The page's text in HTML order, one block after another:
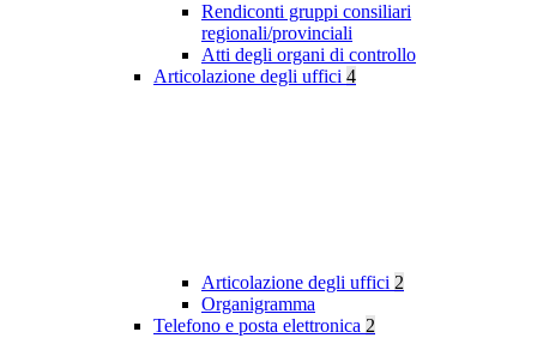
Rendiconti gruppi consiliari
regionali/provinciali
Atti degli organi di controllo
Articolazione degli uffici 4
Articolazione degli uffici 2
Organigramma
Telefono e posta elettronica 2